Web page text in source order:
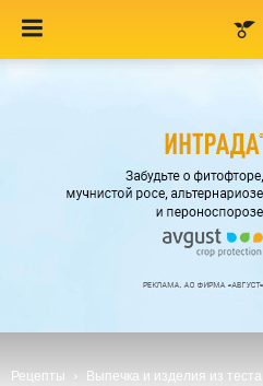
Рецепты Выпечка и изделия из теста